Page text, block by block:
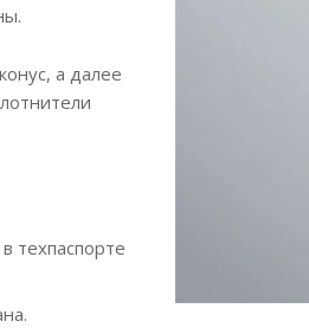
а далее
техпаспорте